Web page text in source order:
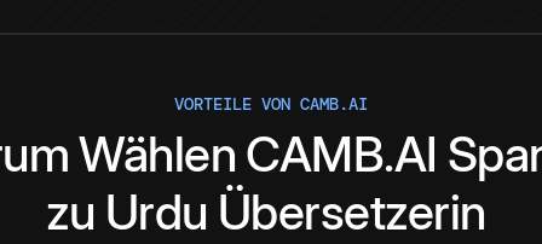
VORTEILE VON CAMB.AI
Wählen CAMB.AI
zu Urdu Übersetzerin